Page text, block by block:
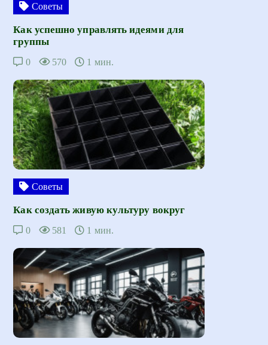
Советы
Как успешно управлять идеями для
группы
0 570 1 мин.
Советы
Как создать живую культуру вокруг
0 581 1 мин.